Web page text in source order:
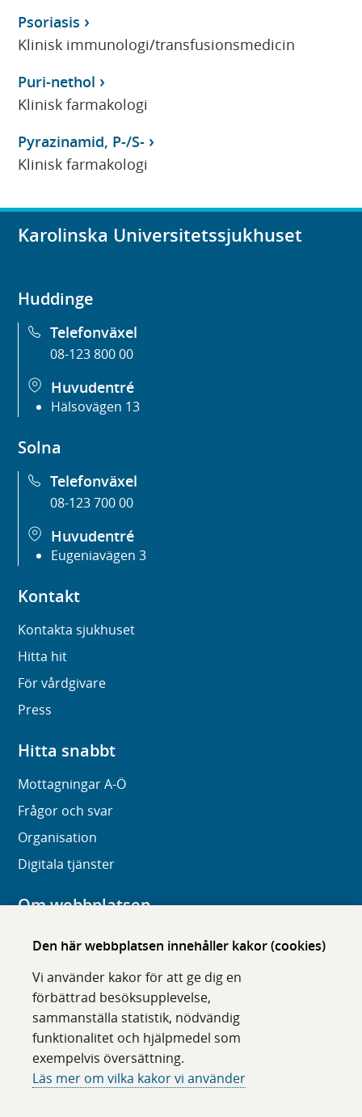
Den här webbplatsen innehåller kakor (cookies)
Vi använder kakor för att ge dig en
förbättrad besöksupplevelse,
sammanställa statistik, nödvändig
funktionalitet och hjälpmedel som
exempelvis översättning.
Läs mer om vilka kakor vi använder
Psoriasis
Klinisk immunologi/transfusionsmedicin
Puri-nethol
Klinisk farmakologi
Pyrazinamid, P-/S-
Klinisk farmakologi
Karolinska Universitetssjukhuset
Huddinge
Telefonväxel
08-123 800 00
Huvudentré
Hälsovägen 13
Solna
Telefonväxel
08-123 700 00
Huvudentré
Eugeniavägen 3
Kontakt
Kontakta sjukhuset
Hitta hit
För vårdgivare
Press
Hitta snabbt
Mottagningar A-Ö
Frågor och svar
Organisation
Digitala tjänster
Om webbplatsen
Om karolinska.se
Tillgänglighet
Om cookies
Följ oss i sociala medier